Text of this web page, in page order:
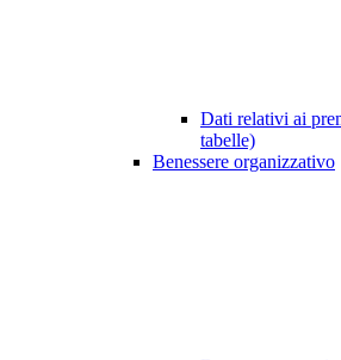
Dati relativi ai
tabelle)
Benessere organizzativo